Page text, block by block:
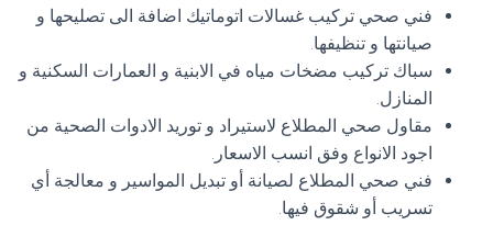
فني صحي تركيب غسالات اتوماتيك اضافة الى تصليحها و
صيانتها و تنظيفها.
سباك تركيب مضخات مياه في الابنية و العمارات السكنية و
المنازل.
مقاول صحي المطلاع لاستيراد و توريد الادوات الصحية من
اجود الانواع وفق انسب الاسعار.
فني صحي المطلاع لصيانة أو تبديل المواسير و معالجة أي
تسريب أو شقوق فيها.